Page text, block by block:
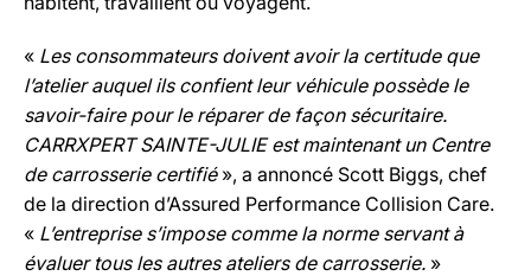
« Les consommateurs doivent avoir la certitudeque
l’atelier auquel ils confient leur véhicule possède le
savoir-faire pour le réparer de façon sécuritaire.
CARRXPERT SAINTE-JULIE est maintenant un Centre
de carrosserie certifié», a annoncé Scott Biggs, chef
de la direction d’Assured Performance Collision Care.
« L’entreprise s’impose comme la norme servant à
évaluer tous les autres ateliers de carrosserie. »